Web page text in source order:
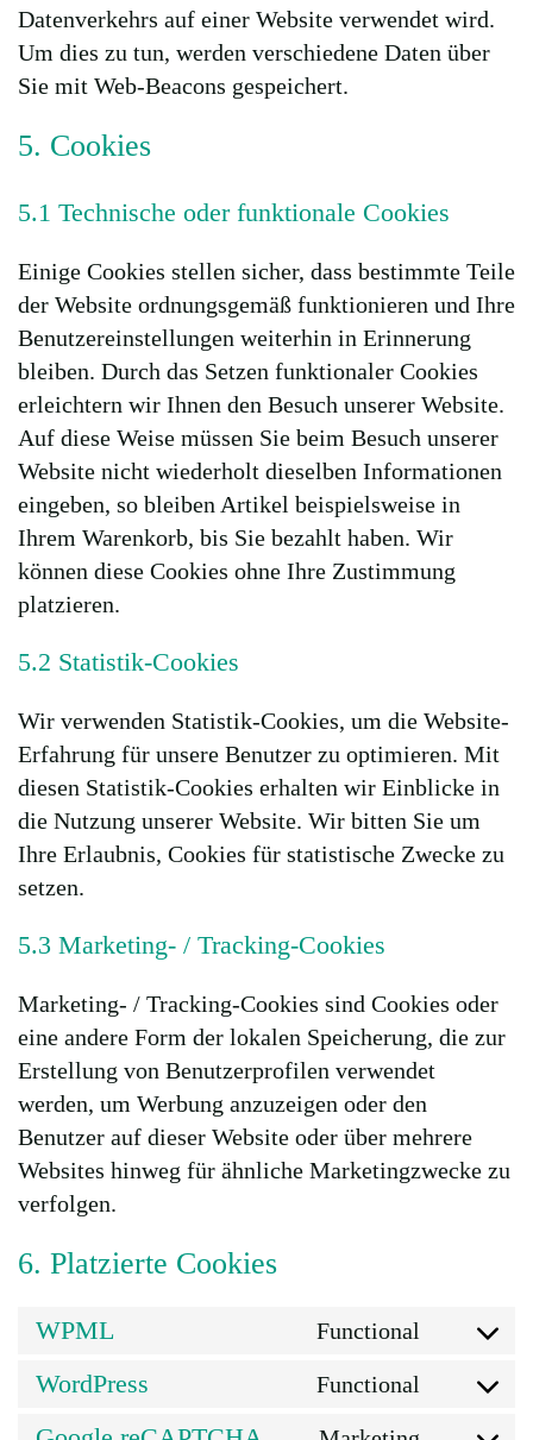
Datenverkehrs auf einer Website verwendet wird.
Um dies zu tun, werden verschiedene Daten über
Sie mit Web-Beacons gespeichert.
5. Cookies
5.1 Technische oder funktionale Cookies
Einige Cookies stellen sicher, dass bestimmte Teile
der Website ordnungsgemäß funktionieren und Ihre
Benutzereinstellungen weiterhin in Erinnerung
bleiben. Durch das Setzen funktionaler Cookies
erleichtern wir Ihnen den Besuch unserer Website.
Auf diese Weise müssen Sie beim Besuch unserer
Website nicht wiederholt dieselben Informationen
eingeben, so bleiben Artikel beispielsweise in
Ihrem Warenkorb, bis Sie bezahlt haben. Wir
können diese Cookies ohne Ihre Zustimmung
platzieren.
5.2 Statistik-Cookies
Wir verwenden Statistik-Cookies, um die Website-
Erfahrung für unsere Benutzer zu optimieren. Mit
diesen Statistik-Cookies erhalten wir Einblicke in
die Nutzung unserer Website. Wir bitten Sie um
Ihre Erlaubnis, Cookies für statistische Zwecke zu
setzen.
5.3 Marketing- / Tracking-Cookies
Marketing- / Tracking-Cookies sind Cookies oder
eine andere Form der lokalen Speicherung, die zur
Erstellung von Benutzerprofilen verwendet
werden, um Werbung anzuzeigen oder den
Benutzer auf dieser Website oder über mehrere
Websites hinweg für ähnliche Marketingzwecke zu
verfolgen.
6. Platzierte Cookies
WPML Functional
Consent
WordPress Functional
Consent